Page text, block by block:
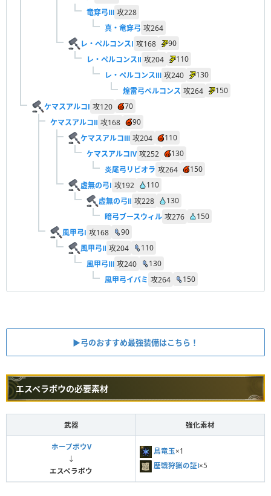
竜穿弓Ⅲ 攻228
真・竜穿弓 攻264
レ・ペルコンスⅠ 攻168
90
レ・ペルコンスⅡ 攻204
110
レ・ペルコンスⅢ 攻240
130
煌雷弓ペルコンス 攻264
150
ケマスアルコⅠ 攻120
70
ケマスアルコⅡ 攻168
90
ケマスアルコⅢ 攻204
110
ケマスアルコⅣ 攻252
130
炎尾弓リビオラ 攻264
150
虚無の弓Ⅰ 攻192
110
虚無の弓Ⅱ 攻228
130
暗弓ブースウィル 攻276
150
風甲弓Ⅰ 攻168
90
風甲弓Ⅱ 攻204
110
風甲弓Ⅲ 攻240
130
風甲弓イバミ 攻264 150
▶︎弓のおすすめ最強装備はこちら！
エスペラボウの必要素材
武器 強化素材
ホープボウV
↓
エスペラボウ
鳥竜玉×1
歴戦狩猟の証Ⅰ×5